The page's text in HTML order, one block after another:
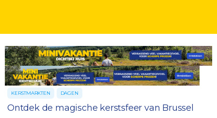
KERSTMARKTEN DAGEN
Ontdek de magische kerstsfeer van Brussel